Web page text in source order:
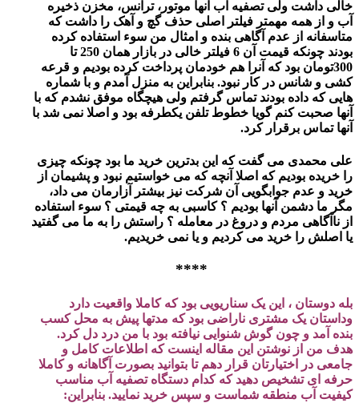
خالی داشت ولی تصفیه آب آنها موتور، ترانس، مخزن ذخیره
آب و از همه مهمتر فیلتر اصلی حذف گچ و آهک را داشت که
متاسفانه از عدم آگاهی بنده و امثال من سوء استفاده کرده
بودند چونکه قیمت آن 6 فیلتر خالی در بازار همان 250 تا
300تومان بود که آنرا هم خودمان پرداخت کرده بودیم و قرعه
کشی و شانس در کار نبود. بنابراین به منزل آمدم و با شماره
هایی که داده بودند تماس گرفتم ولی هیچگاه موفق نشدم که با
آنها صحبت کنم گویا خطوط تلفن یکطرفه بود و اصلا نمی شد با
آنها تماس برقرار کرد.
علی محمدی می گفت که این بدترین خرید ما بود چونکه چیزی
را خریده بودیم که اصلا آنچه که می خواستیم نبود و پشیمان از
خرید و عدم جوابگویی آن شرکت نیز بیشتر آزارمان می داد،
مگر ما دشمن آنها بودیم ؟ کاسبی به چه قیمتی ؟ سوء استفاده
از ناآگاهی مردم و دروغ در معامله ؟ راستش را به ما می گفتید
یا اصلش را خرید می کردیم و یا نمی خریدیم.
****
بله دوستان ، این یک سناریویی بود که کاملا واقعیت دارد
وداستان یک مشتری ناراضی بود که مدتها پیش به محل کسب
بنده آمد و چون گوش شنوایی نیافته بود با من درد دل کرد.
هدف من از نوشتن این مقاله اینست که اطلاعات کامل و
جامعی در اختیارتان قرار دهم تا بتوانید بصورت آگاهانه و کاملا
حرفه ای تشخیص دهید که کدام دستگاه تصفیه آب مناسب
کیفیت آب منطقه شماست و سپس خرید نمایید. بنابراین: